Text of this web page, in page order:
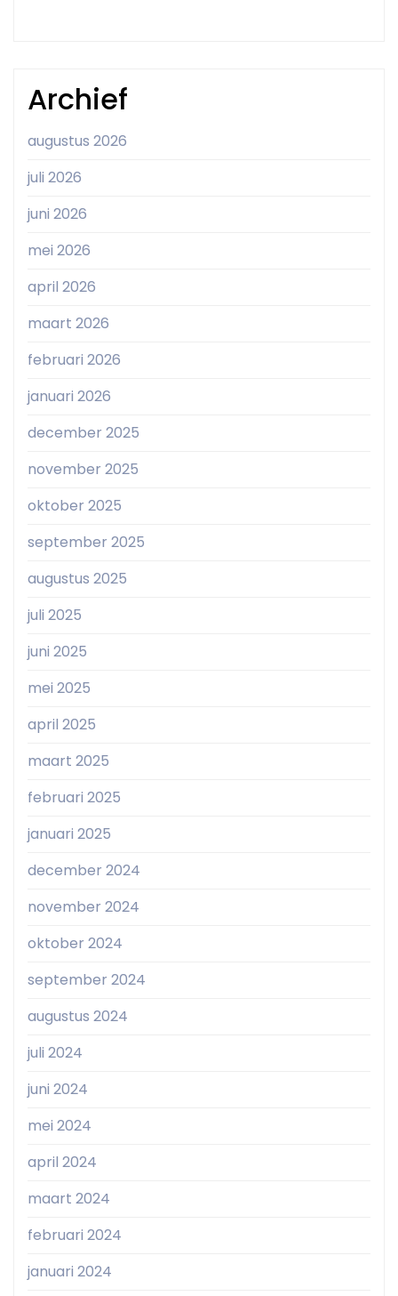
Archief
augustus 2026
juli 2026
juni 2026
mei 2026
april 2026
maart 2026
februari 2026
januari 2026
december 2025
november 2025
oktober 2025
september 2025
augustus 2025
juli 2025
juni 2025
mei 2025
april 2025
maart 2025
februari 2025
januari 2025
december 2024
november 2024
oktober 2024
september 2024
augustus 2024
juli 2024
juni 2024
mei 2024
april 2024
maart 2024
februari 2024
januari 2024